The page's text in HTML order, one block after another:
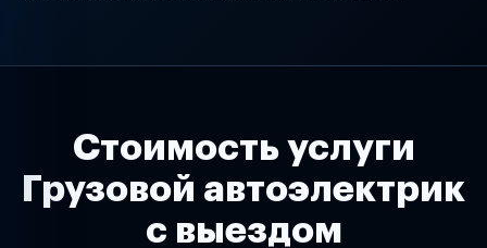
Стоимость услуги
Грузовой автоэлектрик
с выездом